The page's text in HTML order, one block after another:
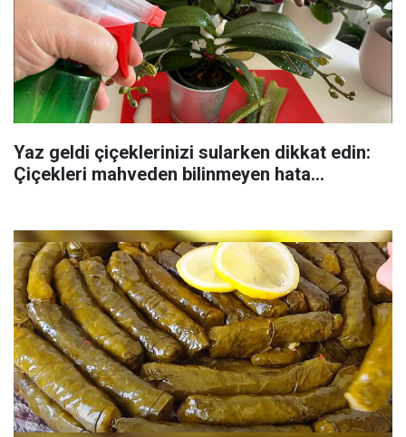
Yaz geldi çiçeklerinizi sularken dikkat edin:
Çiçekleri mahveden bilinmeyen hata...